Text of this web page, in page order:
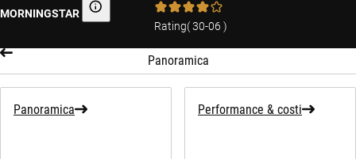
MORNINGSTAR Morningstar
Rating(30-06 )
Panoramica
Panoramica Performance & costi